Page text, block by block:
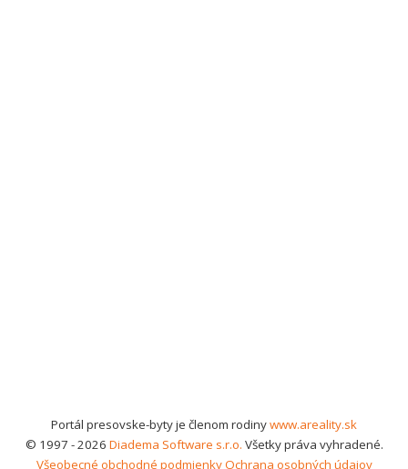
Portál presovske-byty je členom rodinywww.areality.sk
© 1997 - 2026 Diadema Software s.r.o. Všetky práva vyhradené.
Všeobecné obchodné podmienkyOchrana osobných údajov